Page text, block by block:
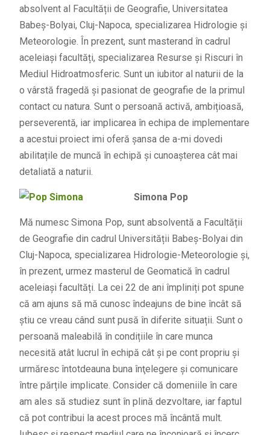
absolvent al Facultății de Geografie, Universitatea
Babeș-Bolyai, Cluj-Napoca, specializarea Hidrologie și
Meteorologie. În prezent, sunt masterand în cadrul
aceleiaşi facultăți, specializarea Resurse și Riscuri în
Mediul Hidroatmosferic. Sunt un iubitor al naturii de la
o vârstă fragedă și pasionat de geografie de la primul
contact cu natura. Sunt o persoană activă, ambițioasă,
perseverentă, iar implicarea în echipa de implementare
a acestui proiect imi oferă șansa de a-mi dovedi
abilitațile de muncă în echipă și cunoașterea cât mai
detaliată a naturii.
Simona Pop
Mă numesc Simona Pop, sunt absolventă a Facultății
de Geografie din cadrul Universității Babeș-Bolyai din
Cluj-Napoca, specializarea Hidrologie-Meteorologie și,
în prezent, urmez masterul de Geomatică în cadrul
aceleiași facultăți. La cei 22 de ani împliniți pot spune
că am ajuns să mă cunosc îndeajuns de bine încât să
știu ce vreau când sunt pusă în diferite situații. Sunt o
persoană maleabilă în condițiile în care munca
necesită atât lucrul în echipă cât și pe cont propriu și
urmăresc întotdeauna buna înţelegere și comunicare
între părțile implicate. Consider că domeniile în care
am ales să studiez sunt în plină dezvoltare, iar faptul
că pot contribui la acest proces mă încântă mult.